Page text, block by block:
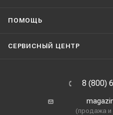
ПОМОЩЬ
СЕРВИСНЫЙ ЦЕНТР
8 (800)
(продажа и